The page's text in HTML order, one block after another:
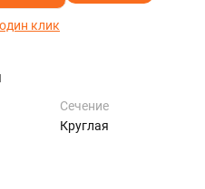
клик
Сечение
Круглая